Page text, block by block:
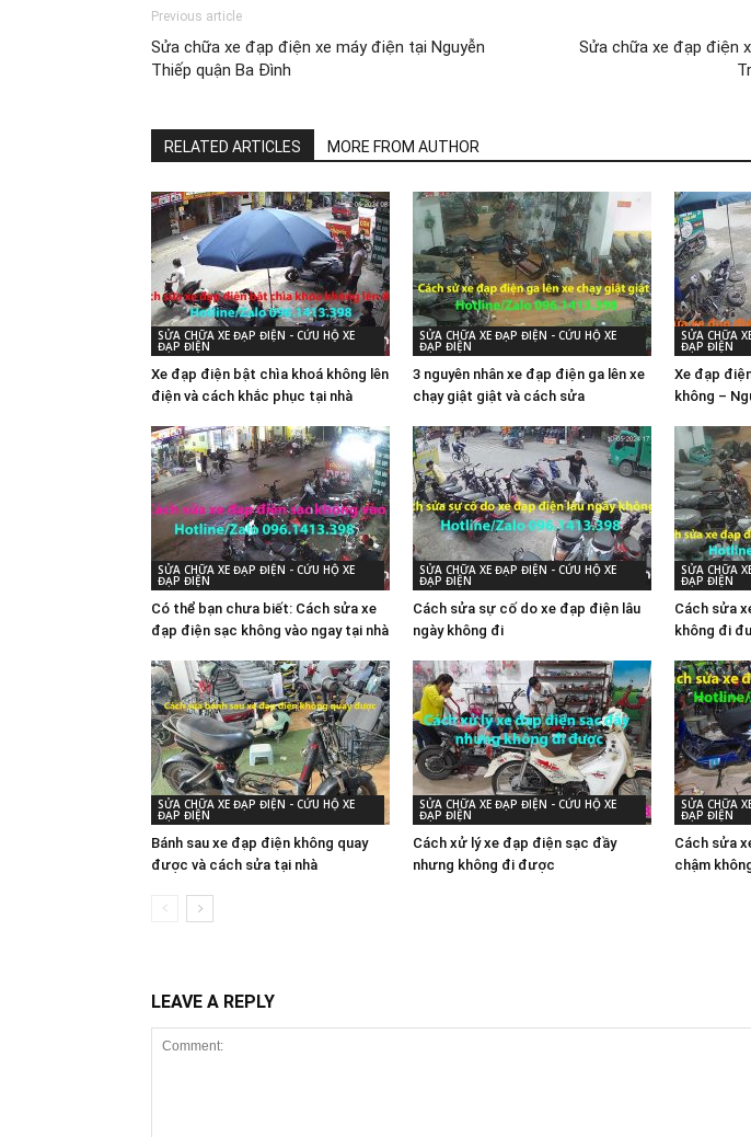
Previous article
Sửa chữa xe đạp điện xe máy điện tại Nguyễn
Thiếp quận Ba Đình
Sửa chữa xe đạp điện
RELATED ARTICLES MORE FROM AUTHOR
SỬA CHỮA XE ĐẠP ĐIỆN - CỨU HỘ XE
ĐẠP ĐIỆN
Xe đạp điện bật chìa khoá không lên
điện và cách khắc phục tại nhà
SỬA CHỮA XE ĐẠP ĐIỆN - CỨU HỘ XE
ĐẠP ĐIỆN
3 nguyên nhân xe đạp điện ga lên xe
chạy giật giật và cách sửa
SỬA CHỮA
ĐẠP ĐIỆN
Xe đạp
không –
SỬA CHỮA XE ĐẠP ĐIỆN - CỨU HỘ XE
ĐẠP ĐIỆN
Có thể bạn chưa biết: Cách sửa xe
đạp điện sạc không vào ngay tại nhà
SỬA CHỮA XE ĐẠP ĐIỆN - CỨU HỘ XE
ĐẠP ĐIỆN
Cách sửa sự cố do xe đạp điện lâu
ngày không đi
SỬA CHỮA
ĐẠP ĐIỆN
Cách sửa
không đi
SỬA CHỮA XE ĐẠP ĐIỆN - CỨU HỘ XE
ĐẠP ĐIỆN
Bánh sau xe đạp điện không quay
được và cách sửa tại nhà
SỬA CHỮA XE ĐẠP ĐIỆN - CỨU HỘ XE
ĐẠP ĐIỆN
Cách xử lý xe đạp điện sạc đầy
nhưng không đi được
SỬA CHỮA
ĐẠP ĐIỆN
Cách sửa
chậm
LEAVE A REPLY